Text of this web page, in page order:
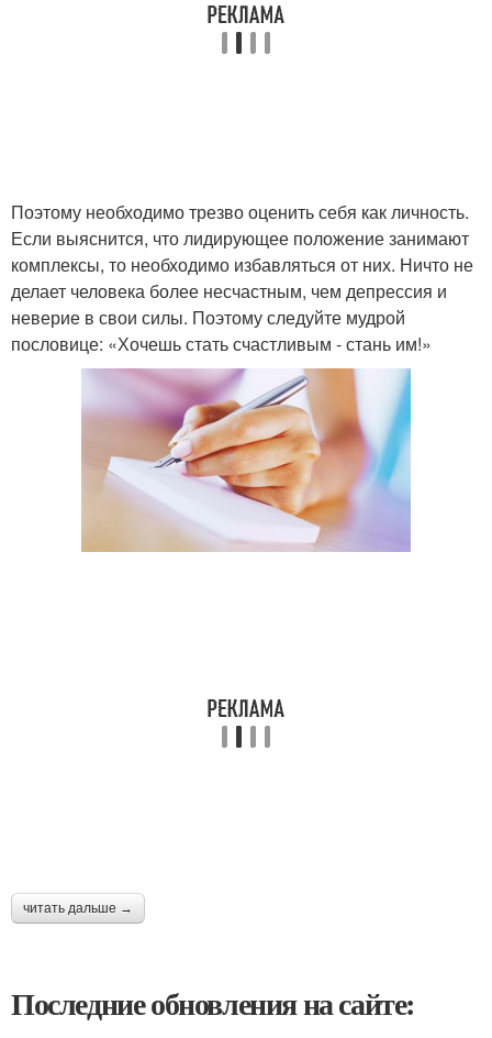
Поэтому необходимо трезво оценить себя как личность.
Если выяснится, что лидирующее положение занимают
комплексы, то необходимо избавляться от них. Ничто не
делает человека более несчастным, чем депрессия и
неверие в свои силы. Поэтому следуйте мудрой
пословице: «Хочешь стать счастливым - стань им!»
читать дальше →
Последние обновления на сайте: